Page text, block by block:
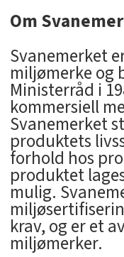
Om
Svanemerket
miljømerke og
Ministerråd i
kommersiell
Svanemerket
produktets
forhold hos
produktet
mulig.
krav, og er et
miljømerker.